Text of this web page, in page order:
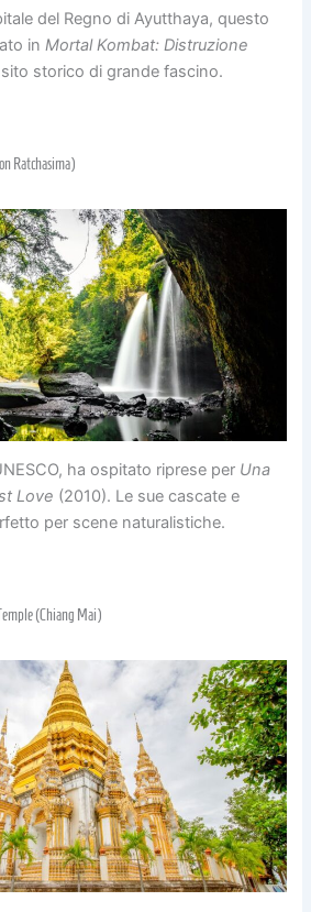
del Regno di Ayutthaya, questo
inMortal Kombat: Distruzione
storico di grande fascino.
Ratchasima)
ha ospitato riprese per Una
Love (2010). Le sue cascate e
per scene naturalistiche.
(Chiang Mai)